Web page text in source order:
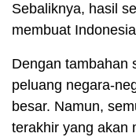
Sebaliknya, hasil
membuat
Dengan tambahan
peluang negara-
besar. Namun,
terakhir yang akan